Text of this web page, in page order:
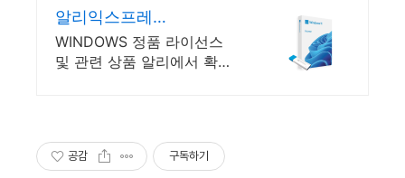
알리익스프레
스,WINDOWS Windows
알리에서!
WINDOWS 정품 라이선스
및 관련 상품 알리에서 확인
공감 구독하기